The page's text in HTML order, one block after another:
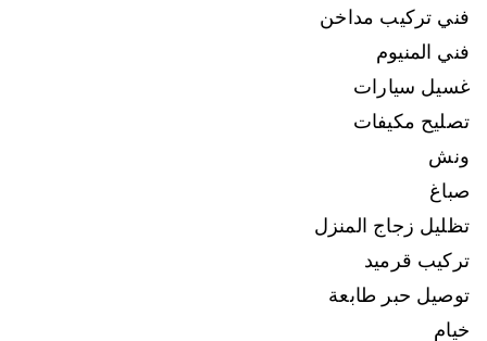
فني تركيب مداخن
فني المنيوم
غسيل سيارات
تصليح مكيفات
ونش
صباغ
تظليل زجاج المنزل
تركيب قرميد
توصيل حبر طابعة
خيام